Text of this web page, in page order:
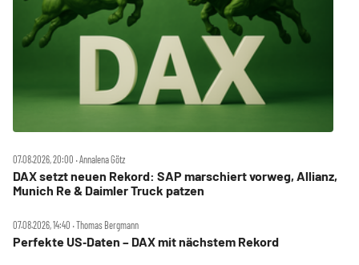
07.08.2026, 20:00 ‧ Annalena Götz
DAX setzt neuen Rekord: SAP marschiert vorweg, Allianz,
Munich Re & Daimler Truck patzen
07.08.2026, 14:40 ‧ Thomas Bergmann
Perfekte US‑Daten – DAX mit nächstem Rekord